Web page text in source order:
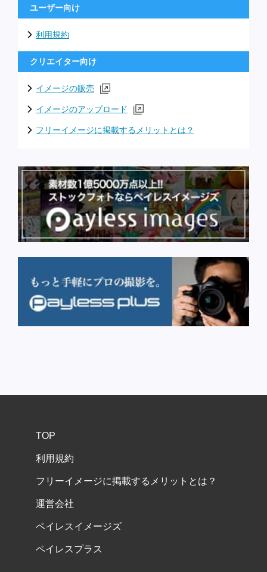
ユーザー向け
利用規約
クリエイター向け
イメージの販売
イメージのアップロード
フリーイメージに掲載するメリットとは？
TOP
利用規約
フリーイメージに掲載するメリットとは？
運営会社
ペイレスイメージズ
ペイレスプラス